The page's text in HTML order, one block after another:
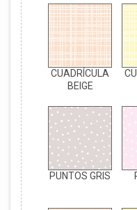
CUADRÍCULA
BEIGE
PUNTOS GRIS